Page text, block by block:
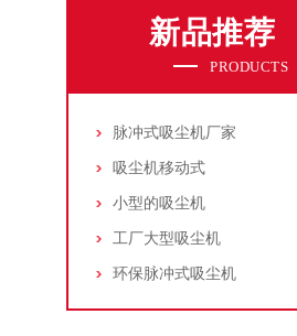
新品推荐
PRODUCTS
脉冲式吸尘机厂家
吸尘机移动式
小型的吸尘机
工厂大型吸尘机
环保脉冲式吸尘机